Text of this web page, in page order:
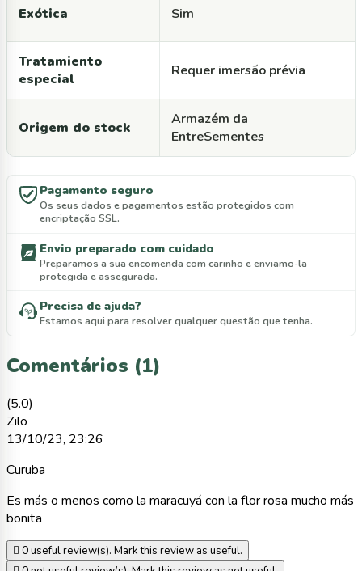
Exótica Sim
Tratamiento
especial
Requer imersão prévia
Origem do stock
Armazém da
EntreSementes
Pagamento seguro
Os seus dados e pagamentos estão protegidos com
encriptação SSL.
Envio preparado com cuidado
Preparamos a sua encomenda com carinho e enviamo-la
protegida e assegurada.
Precisa de ajuda?
Estamos aqui para resolver qualquer questão que tenha.
Comentários (1)
(5.0)
Zilo
13/10/23, 23:26
Curuba
Es más o menos como la maracuyá con la flor rosa mucho más
bonita
 0useful review(s). Mark this review as useful.